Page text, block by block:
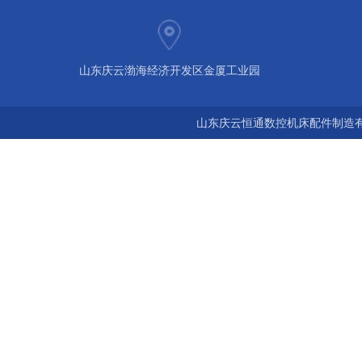
山东庆云渤海经济开发区金厦工业园
山东庆云恒通数控机床配件制